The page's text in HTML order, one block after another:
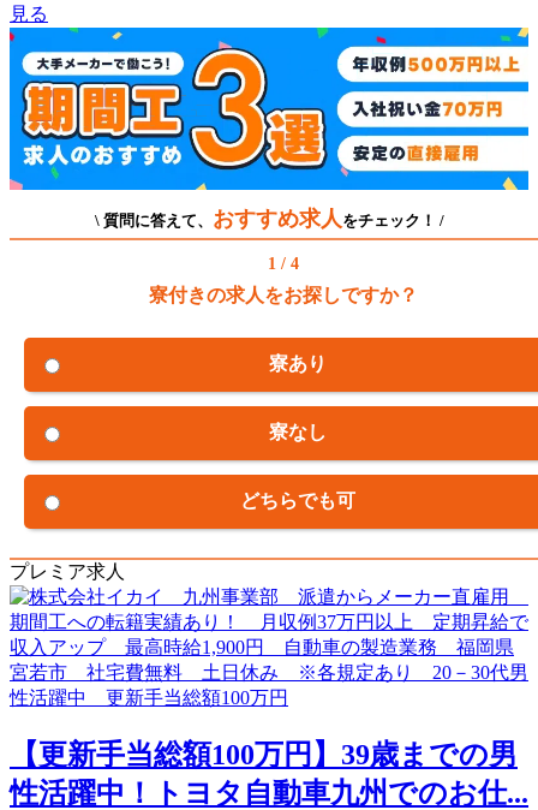
見る
\ 質問に答えて、 おすすめ求人 をチェック！ /
1 / 4
寮付きの求人をお探しですか？
寮あり
寮なし
どちらでも可
プレミア求人
【更新手当総額100万円】39歳までの男
性活躍中！トヨタ自動車九州でのお仕...